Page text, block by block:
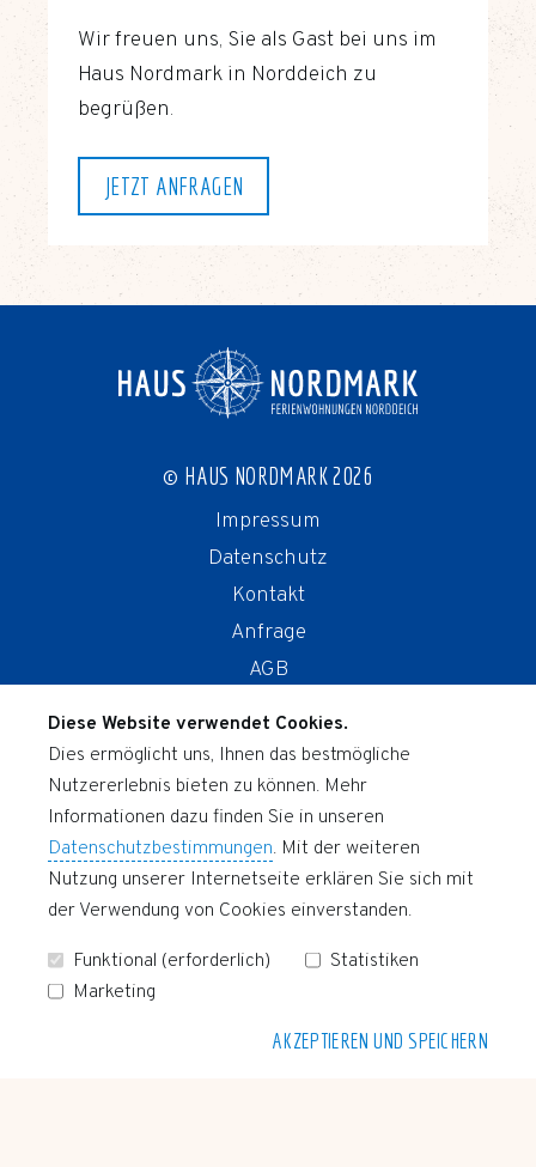
Wir freuen uns, Sie als Gast bei uns im
Haus Nordmark in Norddeich zu
begrüßen.
JETZT ANFRAGEN
© HAUS NORDMARK 2026
Impressum
Datenschutz
Kontakt
Anfrage
AGB
UNSERE FERIENWOHNUNGEN
Nordwind
Ostwind
Südwind
Westwind
Diese Website verwendet Cookies.
Dies ermöglicht uns, Ihnen das bestmögliche
Nutzererlebnis bieten zu können. Mehr
Informationen dazu finden Sie in unseren
Datenschutzbestimmungen. Mit der weiteren
Nutzung unserer Internetseite erklären Sie sich mit
der Verwendung von Cookies einverstanden.
Funktional (erforderlich)
Statistiken
Marketing
AKZEPTIEREN UND SPEICHERN